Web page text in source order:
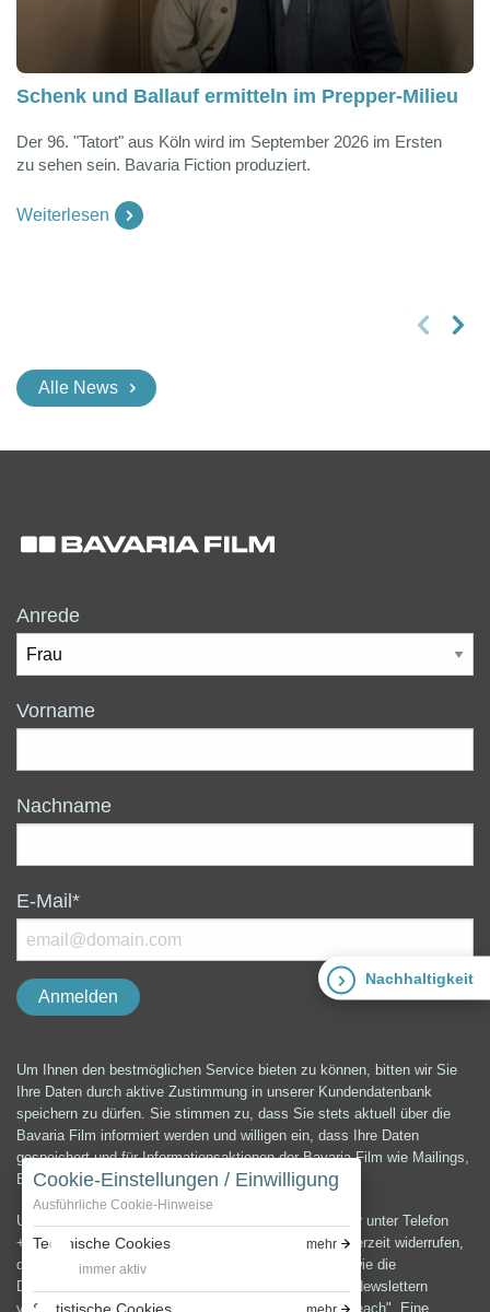
Cookie-Einstellungen / Einwilligung
Ausführliche Cookie-Hinweise
Technische Cookies
mehr
immer aktiv
Schenk und Ballauf ermitteln im Prepper-Milieu
Der 96. "Tatort" aus Köln wird im September 2026 im Ersten
zu sehen sein. Bavaria Fiction produziert.
Weiterlesen
Alle News
Nachhaltigkeit
Anrede
Vorname
Nachname
E-Mail*
Um Ihnen den bestmöglichen Service bieten zu können, bitten wir Sie
Ihre Daten durch aktive Zustimmung in unserer Kundendatenbank
speichern zu dürfen. Sie stimmen zu, dass Sie stets aktuell über die
Bavaria Film informiert werden und willigen ein, dass Ihre Daten
gespeichert und für Informationsaktionen der Bavaria Film wie Mailings,
E-Mails, Newsletter etc. verwendet werden können.
Unter der E-Mail-Adresse presse@bavaria-film.de oder unter Telefon
+49 (0) 89 64 99 3900 können Sie die Einwilligung jederzeit widerrufen,
die Änderung und Löschung Ihrer Daten verlangen sowie die
Datenschutzerklärung anfordern.Zum Versenden von Newslettern
verwenden wir die E-Mail-Marketing Software "Cleverreach". Eine